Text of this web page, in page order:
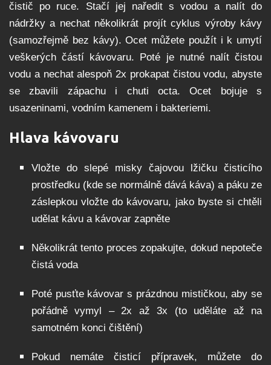
čistič po ruce. Stačí jej naředit s vodou a nalít do
nádržky a nechat několikrát projít cyklus výroby kávy
(samozřejmě bez kávy). Ocet můžete použít i k umytí
veškerých částí kávovaru. Poté je nutné nalít čistou
vodu a nechat alespoň 2x prokapat čistou vodu, abyste
se zbavili zápachu i chuti octa. Ocet bojuje s
usazeninami, vodním kamenem i bakteriemi.
Hlava kávovaru
Vložte do slepé misky čajovou lžičku čisticího
prostředku (kde se normálně dává káva) a páku ze
záslepkou vložte do kávovaru, jako byste si chtěli
udělat kávu a kávovar zapněte
Několikrát tento proces zopakujte, dokud nepoteče
čistá voda
Poté pusťte kávovar s prázdnou mističkou, aby se
pořádně vymyl – 2x až 3x (to uděláte až na
samotném konci čištění)
Pokud nemáte čisticí přípravek, můžete do